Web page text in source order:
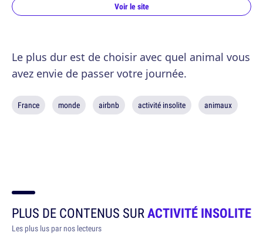
Voir le site
Le plus dur est de choisir avec quel animal vous
avez envie de passer votre journée.
France monde airbnb activité insolite animaux
PLUS DE CONTENUS SURACTIVITÉ INSOLITE
Les plus lus par nos lecteurs